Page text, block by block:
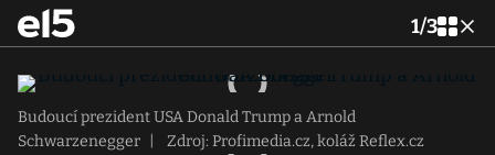
1/3
Budoucí prezident USA Donald Trump a Arnold
Schwarzenegger
Zdroj: Profimedia.cz, koláž Reflex.cz